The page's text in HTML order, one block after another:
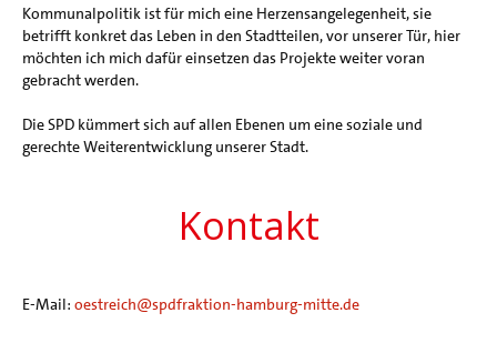
Kommunalpolitik ist für mich eine Herzensangelegenheit, sie
betrifft konkret das Leben in den Stadtteilen, vor unserer Tür, hier
möchten ich mich dafür einsetzen das Projekte weiter voran
gebracht werden.
Die SPD kümmert sich auf allen Ebenen um eine soziale und
gerechte Weiterentwicklung unserer Stadt.
Kontakt
E-Mail: oestreich@spdfraktion-hamburg-mitte.de